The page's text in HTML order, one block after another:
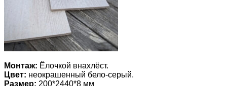
Монтаж: Ёлочкой внахлёст.
Цвет: неокрашенный бело-серый.
Размер: 200*2440*8 мм